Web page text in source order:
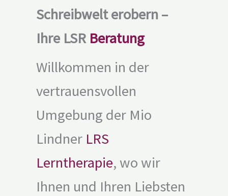
Schreibwelt erobern –
Ihre LSR Beratung
Willkommen in der
vertrauensvollen
Umgebung der Mio
Lindner LRS
Lerntherapie, wo wir
Ihnen und Ihren Liebsten